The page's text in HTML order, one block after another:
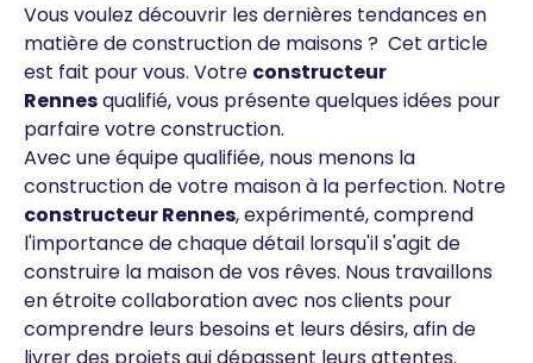
Vous voulez découvrir les dernières tendances en
matière de construction de maisons ? Cet article
est fait pour vous. Votre constructeur
Rennesqualifié, vous présente quelques idées pour
parfaire votre construction.
Avec une équipe qualifiée, nous menons la
construction de votre maison à la perfection. Notre
constructeurRennes, expérimenté, comprend
l'importance de chaque détail lorsqu'il s'agit de
construire la maison de vos rêves. Nous travaillons
en étroite collaboration avec nos clients pour
comprendre leurs besoins et leurs désirs, afin de